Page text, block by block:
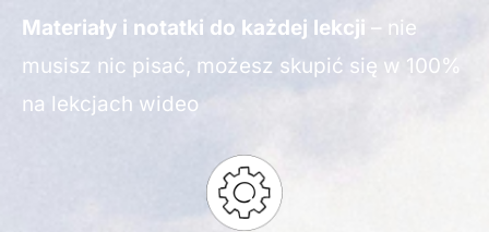
Materiały i notatki do każdej lekcji – nie
musisz nic pisać, możesz skupić się w 100%
na lekcjach wideo